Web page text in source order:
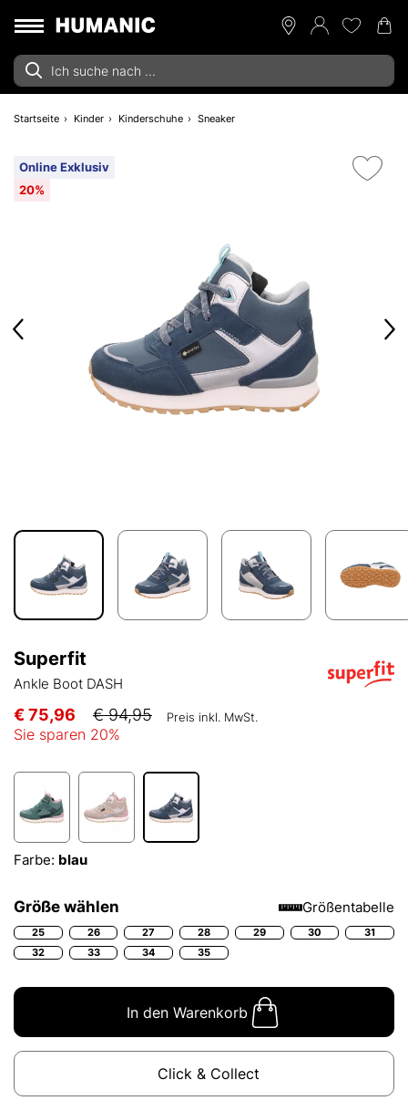
Startseite Kinder Kinderschuhe Sneaker
Online Exklusiv
20%
Superfit
Ankle Boot DASH
€ 75,96 € 94,95 Preis inkl. MwSt.
Sie sparen 20%
Farbe: blau
Größe wählen Größentabelle
25 26 27 28 29 30
31
32
33 34 35
In den Warenkorb
Click & Collect